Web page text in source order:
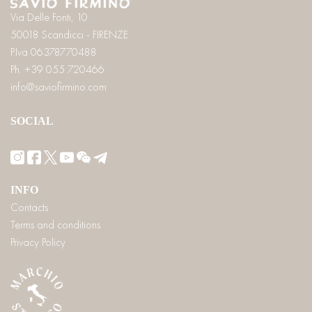
Via Delle Fonti, 10
50018 Scandicci - FIRENZE
P.Iva 06378770488
Ph. +39 055 720466
info@saviofirmino.com
SOCIAL
INFO
Contacts
Terms and conditions
Privacy Policy